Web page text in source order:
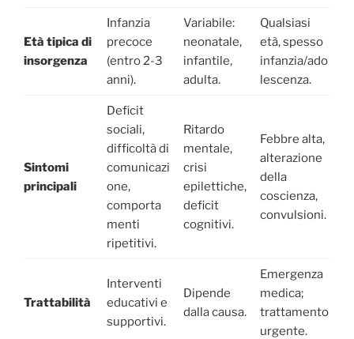
Età tipica di
insorgenza
Infanzia
precoce
(entro 2-3
anni).
Variabile:
neonatale,
infantile,
adulta.
Qualsiasi
età, spesso
infanzia/ado
lescenza.
Sintomi
principali
Deficit
sociali,
difficoltà di
comunicazi
one,
comporta
menti
ripetitivi.
Ritardo
mentale,
crisi
epilettiche,
deficit
cognitivi.
Febbre alta,
alterazione
della
coscienza,
convulsioni.
Trattabilità
Interventi
educativi e
supportivi.
Dipende
dalla causa.
Emergenza
medica;
trattamento
urgente.